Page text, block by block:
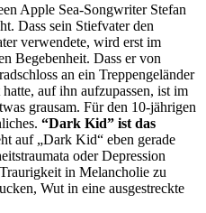
Apple Sea-Songwriter Stefan
Dass sein Stiefvater den
verwendete, wird erst im
Begebenheit. Dass er von
an ein Treppengeländer
auf ihn aufzupassen, ist im
grausam. Für den 10-jährigen
“Dark Kid” ist das
auf „Dark Kid“ eben gerade
oder Depression
in Melancholie zu
Wut in eine ausgestreckte